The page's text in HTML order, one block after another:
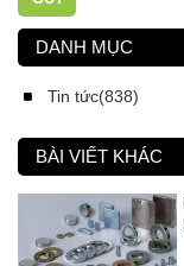
DANH MỤC
Tin tức(838)
BÀI VIẾT KHÁC